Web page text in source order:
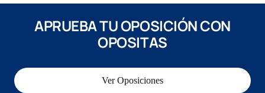
APRUEBA TU OPOSICIÓN CON
OPOSITAS
Ver Oposiciones